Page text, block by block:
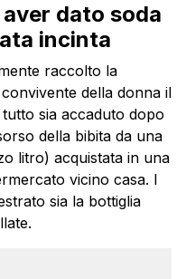
aver dato soda
incinta
raccolto la
della donna il
sia accaduto dopo
della bibita da una
litro) acquistata in una
vicino casa. I
sia la bottiglia